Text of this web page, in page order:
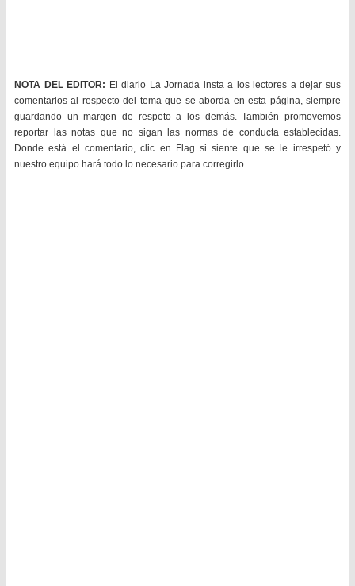
NOTA DEL EDITOR: El diario La Jornada insta a los lectores a dejar sus
comentarios al respecto del tema que se aborda en esta página, siempre
guardando un margen de respeto a los demás. También promovemos
reportar las notas que no sigan las normas de conducta establecidas.
Donde está el comentario, clic en Flag si siente que se le irrespetó y
nuestro equipo hará todo lo necesario para corregirlo.